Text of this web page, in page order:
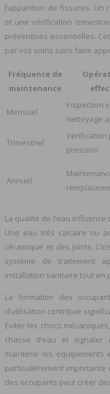
l’apparition de fissures. Un
et une vérification
préventives essentielles.
par vos soins sans faire
Fréquence de
maintenance
Mensuel
Inspection
nettoyage
Trimestriel
Vérification
pression
Annuel
La qualité de l’eau
Une eau très calcaire ou
céramique et des joints.
système de traitement
installation sanitaire tout en
La formation des
d’utilisation contribue
Éviter les chocs
chasse d’eau et
maintenir les équipements
particulièrement
des occupants peut créer